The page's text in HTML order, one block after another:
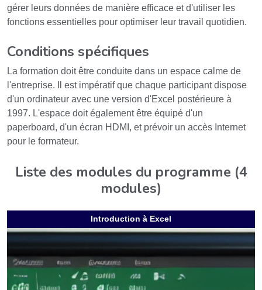
gérer leurs données de manière efficace et d'utiliser les
fonctions essentielles pour optimiser leur travail quotidien.
Conditions spécifiques
La formation doit être conduite dans un espace calme de
l'entreprise. Il est impératif que chaque participant dispose
d'un ordinateur avec une version d'Excel postérieure à
1997. L'espace doit également être équipé d'un
paperboard, d'un écran HDMI, et prévoir un accès Internet
pour le formateur.
Liste des modules du programme (4
modules)
Introduction à Excel